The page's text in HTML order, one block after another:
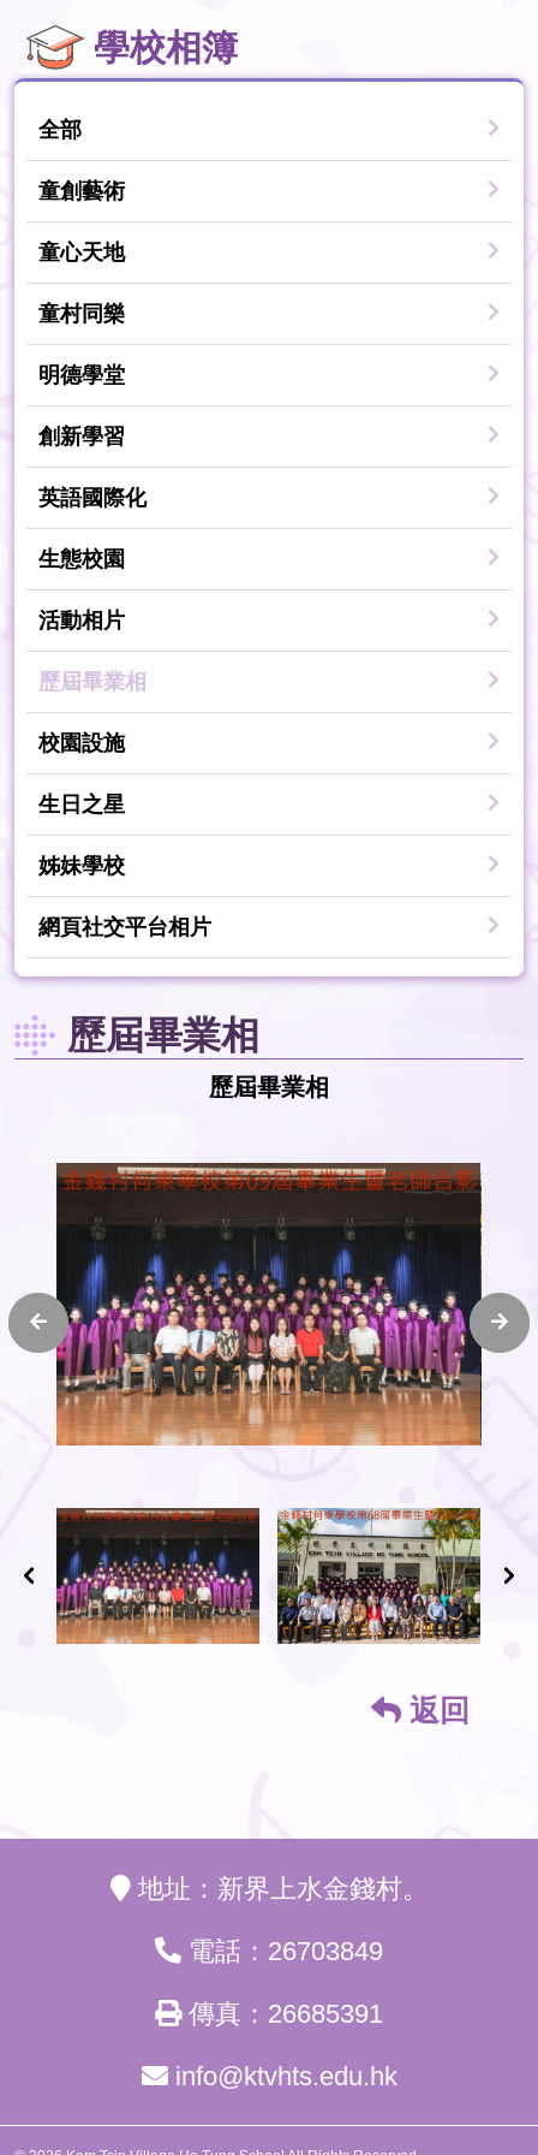
學校相簿
全部
童創藝術
童心天地
童村同樂
明德學堂
創新學習
英語國際化
生態校園
活動相片
歷屆畢業相
校園設施
生日之星
姊妹學校
網頁社交平台相片
歷屆畢業相
歷屆畢業相
返回
地址：新界上水金錢村。
電話：26703849
傳真：26685391
info@ktvhts.edu.hk